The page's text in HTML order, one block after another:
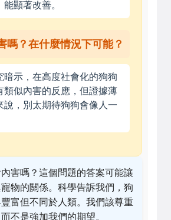
顯著改善。
嗎？在什麼情況下可能？
暗示，在高度社會化的狗狗
類似內害的反應，但證據薄
說，別太期待狗狗會像人一
害嗎？這個問題的答案可能讓
物的關係。科學告訴我們，狗
富但不同於人類。我們該尊重
不是強加我們的期望。